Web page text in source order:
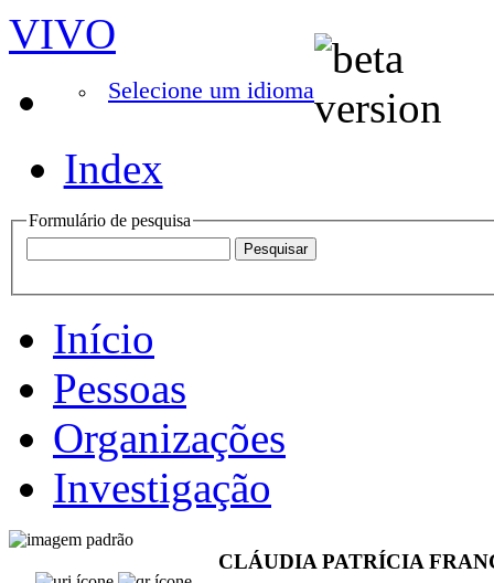
VIVO
Selecione um idioma
Index
Formulário de pesquisa
Início
Pessoas
Organizações
Investigação
CLÁUDIA PATRÍCIA